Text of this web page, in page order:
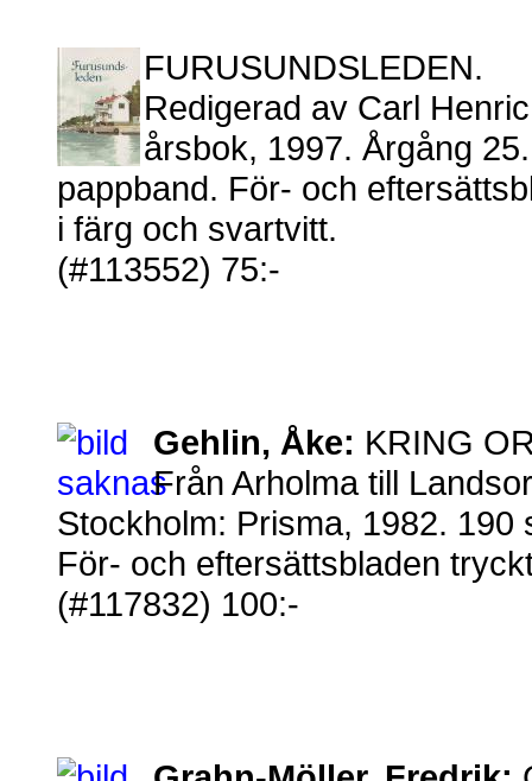
FURUSUNDSLEDEN.
Redigerad av Carl
årsbok, 1997. Årgång
pappband. För- och
i färg och svartvitt.
(#113552) 75:-
Gehlin, Åke: KRING
Från Arholma till
Stockholm: Prisma, 1982.
För- och eftersättsbladen
(#117832) 100:-